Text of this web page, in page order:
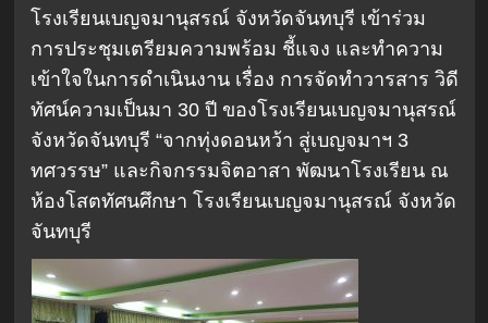
โรงเรียนเบญจมานุสรณ์ จังหวัดจันทบุรี เข้าร่วม
การประชุมเตรียมความพร้อม ชี้แจง และทำความ
เข้าใจในการดำเนินงาน เรื่อง การจัดทำวารสาร วิดี
ทัศน์ความเป็นมา 30 ปี ของโรงเรียนเบญจมานุสรณ์
จังหวัดจันทบุรี “จากทุ่งดอนหว้า สู่เบญจมาฯ 3
ทศวรรษ” และกิจกรรมจิตอาสา พัฒนาโรงเรียน ณ
ห้องโสตทัศนศึกษา โรงเรียนเบญจมานุสรณ์ จังหวัด
จันทบุรี